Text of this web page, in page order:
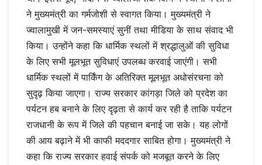
ने मुख्यमंत्री का गर्मजोशी से स्वागत किया। मुख्यमंत्री ने
ज्वालामुखी में जन-समस्याएं सुनीं तथा मीडिया के साथ संवाद भी
किया। उन्होंने कहा कि धार्मिक स्थलों में श्रद्धालुओं की सुविधा
के लिए सभी मूलभूत सुविधाएं उपलब्ध करवाई जाएंगी। सभी
धार्मिक स्थलों में पार्किंग के अतिरिक्त मूलभूत अधोसंरचना को
सुदृढ़ किया जाएगा। राज्य सरकार कांगड़ा जिले को प्रदेश का
पर्यटन हब बनाने के लिए दृढ़ता से कार्य कर रही है ताकि पर्यटन
राजधानी के रूप में जिले की पहचान बनाई जा सके। यह लोगों
की आय बढ़ाने में भी काफी मददगार साबित होगा। मुख्यमंत्री ने
कहा कि राज्य सरकार हवाई संपर्क को मजबूत करने के लिए